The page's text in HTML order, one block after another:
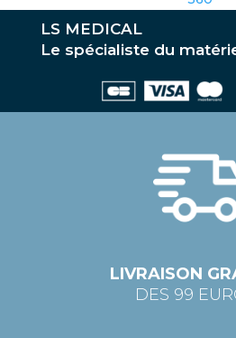
LS MEDICAL
Le spécialiste du
LIVRAISON
DES 99